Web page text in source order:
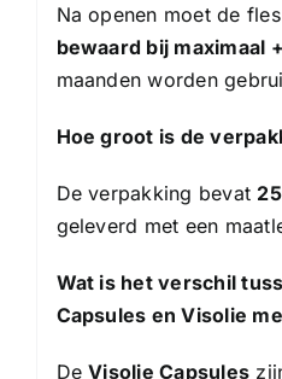
Na openen moet de
bewaard bij maximaal
maanden worden
Hoe groot is de
De verpakking bevat
geleverd met een
Wat is het verschil
Capsules en Visolie
DeVisolie Capsules